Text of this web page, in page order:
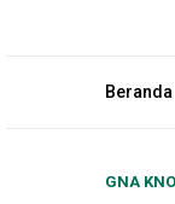
Beranda
GNA